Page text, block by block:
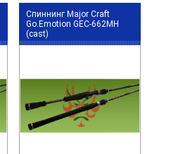
Спиннинг Major Craft
Go.Emotion GEC-662MH
(cast)